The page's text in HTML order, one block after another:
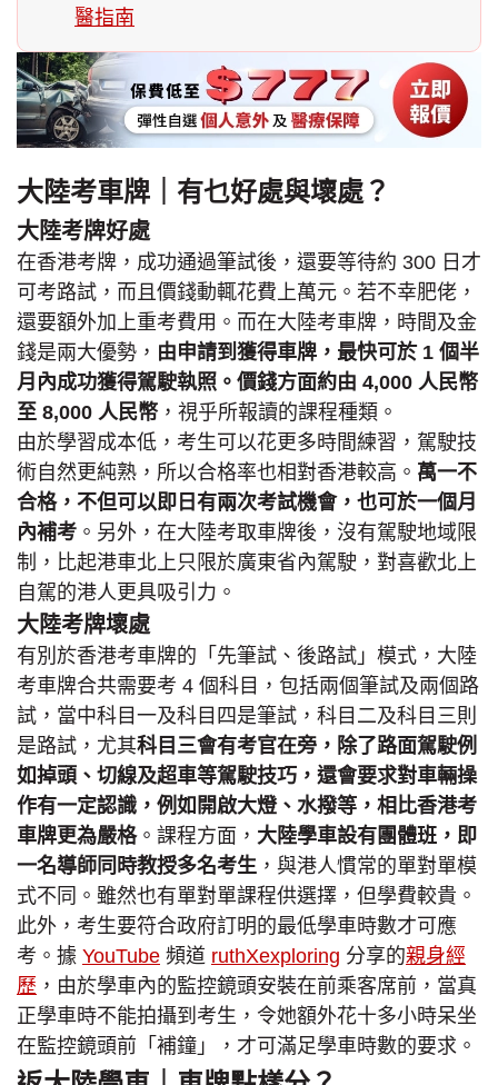
醫指南
大陸考車牌｜有乜好處與壞處？
大陸考牌好處
在香港考牌，成功通過筆試後，還要等待約 300 日才
可考路試，而且價錢動輒花費上萬元。若不幸肥佬，
還要額外加上重考費用。而在大陸考車牌，時間及金
錢是兩大優勢， 由申請到獲得車牌，最快可於 1 個半
月內成功獲得駕駛執照。價錢方面約由 4,000 人民幣
至 8,000 人民幣 ，視乎所報讀的課程種類。
由於學習成本低，考生可以花更多時間練習，駕駛技
術自然更純熟，所以合格率也相對香港較高。 萬一不
合格，不但可以即日有兩次考試機會，也可於一個月
內補考 。另外，在大陸考取車牌後，沒有駕駛地域限
制，比起港車北上只限於廣東省內駕駛，對喜歡北上
自駕的港人更具吸引力。
大陸考牌壞處
有別於香港考車牌的「先筆試、後路試」模式，大陸
考車牌合共需要考 4 個科目，包括兩個筆試及兩個路
試，當中科目一及科目四是筆試，科目二及科目三則
是路試，尤其科目三會有考官在旁，除了路面駕駛例
如掉頭、切線及超車等駕駛技巧，還會要求對車輛操
作有一定認識，例如開啟大燈、水撥等，相比香港考
車牌更為嚴格。課程方面， 大陸學車設有團體班，即
一名導師同時教授多名考生 ，與港人慣常的單對單模
式不同。雖然也有單對單課程供選擇，但學費較貴。
此外，考生要符合政府訂明的最低學車時數才可應
考。據 YouTube 頻道 ruthXexploring 分享的親身經
歷 ，由於學車內的監控鏡頭安裝在前乘客席前，當真
正學車時不能拍攝到考生，令她額外花十多小時呆坐
在監控鏡頭前「補鐘」，才可滿足學車時數的要求。